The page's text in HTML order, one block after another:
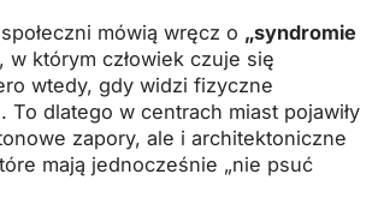
mówią wręcz o „syndromie
w którym człowiek czuje się
wtedy, gdy widzi fizyczne
To dlatego w centrach miast pojawiły
zapory, ale i architektoniczne
mają jednocześnie „nie psuć